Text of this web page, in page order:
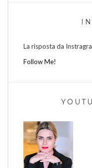
La risposta da
Follow Me!